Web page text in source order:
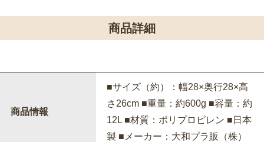
商品詳細
商品情報
■サイズ（約）：幅28×奥行28×高
さ26cm ■重量：約600g ■容量：約
12L ■材質：ポリプロピレン ■日本
製 ■メーカー：大和プラ販（株）